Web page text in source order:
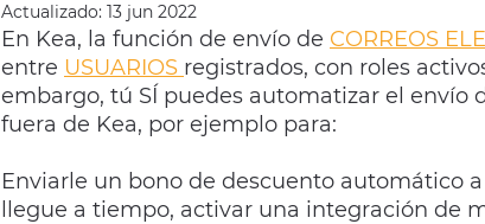
Actualizado: 13 jun 2022
En Kea, la función de envío de CORREOS
entre USUARIOS registrados, con roles
embargo, tú SÍ puedes automatizar el envío
fuera de Kea, por ejemplo para:
Enviarle un bono de descuento automático
llegue a tiempo, activar una integración de